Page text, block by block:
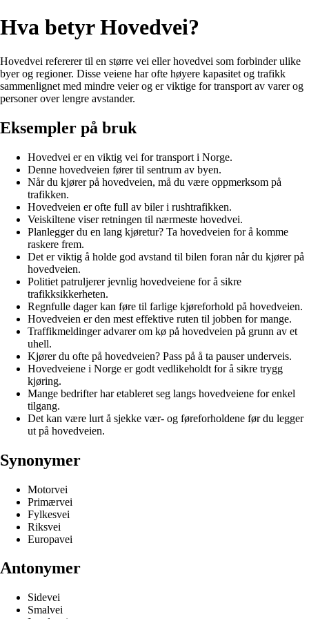
Hva betyr Hovedvei?
Hovedvei refererer til en større vei eller hovedvei som forbinder ulike
byer og regioner. Disse veiene har ofte høyere kapasitet og trafikk
sammenlignet med mindre veier og er viktige for transport av varer og
personer over lengre avstander.
Eksempler på bruk
Hovedvei er en viktig vei for transport i Norge.
Denne hovedveien fører til sentrum av byen.
Når du kjører på hovedveien, må du være oppmerksom på
trafikken.
Hovedveien er ofte full av biler i rushtrafikken.
Veiskiltene viser retningen til nærmeste hovedvei.
Planlegger du en lang kjøretur? Ta hovedveien for å komme
raskere frem.
Det er viktig å holde god avstand til bilen foran når du kjører på
hovedveien.
Politiet patruljerer jevnlig hovedveiene for å sikre
trafikksikkerheten.
Regnfulle dager kan føre til farlige kjøreforhold på hovedveien.
Hovedveien er den mest effektive ruten til jobben for mange.
Traffikmeldinger advarer om kø på hovedveien på grunn av et
uhell.
Kjører du ofte på hovedveien? Pass på å ta pauser underveis.
Hovedveiene i Norge er godt vedlikeholdt for å sikre trygg
kjøring.
Mange bedrifter har etableret seg langs hovedveiene for enkel
tilgang.
Det kan være lurt å sjekke vær- og føreforholdene før du legger
ut på hovedveien.
Synonymer
Motorvei
Primærvei
Fylkesvei
Riksvei
Europavei
Antonymer
Sidevei
Smalvei